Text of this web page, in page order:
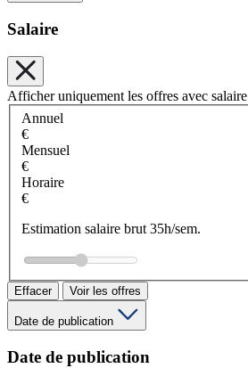
Salaire
Afficher uniquement les offres avec salaire
Annuel
€
Mensuel
€
Horaire
€
Estimation salaire brut 35h/sem.
Effacer Voir les offres
Date de publication
Date de publication